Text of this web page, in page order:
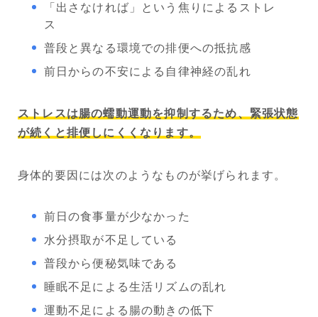
「出さなければ」という焦りによるストレ
ス
普段と異なる環境での排便への抵抗感
前日からの不安による自律神経の乱れ
ストレスは腸の蠕動運動を抑制するため、緊張状態
が続くと排便しにくくなります。
身体的要因には次のようなものが挙げられます。
前日の食事量が少なかった
水分摂取が不足している
普段から便秘気味である
睡眠不足による生活リズムの乱れ
運動不足による腸の動きの低下